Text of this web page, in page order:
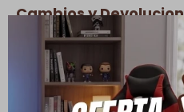
Cambios y
Todas las compras realizadas
su cambio.